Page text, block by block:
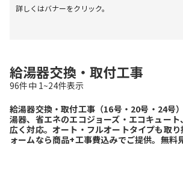
詳しくはバナーをクリック。
給湯器交換・取付工事
96件中 1~24件表示
給湯器交換・取付工事（16号・20号・24号
湯器、省エネのエコジョーズ・エコキュー
広く対応。オート・フルオートタイプも取
ォームなら商品+工事費込みでご提供。無料